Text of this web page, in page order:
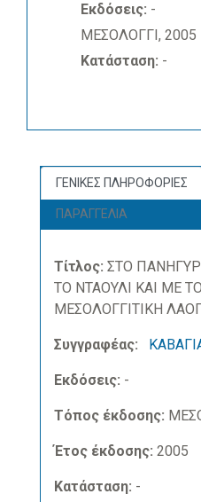
Εκδόσεις: -
ΜΕΣΟΛΟΓΓΙ, 2005
Κατάσταση: -
ΓΕΝΙΚΕΣ ΠΛΗΡΟΦΟΡΙΕΣ
ΠΑΡΑΓΓΕΛΙΑ
Τίτλος: ΣΤΟ
ΤΟ ΝΤΑΟΥΛΙ ΚΑΙ ΜΕ
ΜΕΣΟΛΟΓΓΙΤΙΚΗ
Συγγραφέας:
Εκδόσεις: -
Τόπος έκδοσης:
Έτος έκδοσης: 2005
Κατάσταση: -